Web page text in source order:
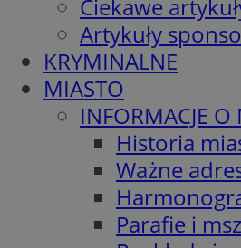
Ciekawe
Artykuły
KRYMINALNE
MIASTO
INFORMACJE O
Historia
Ważne
Parafie i